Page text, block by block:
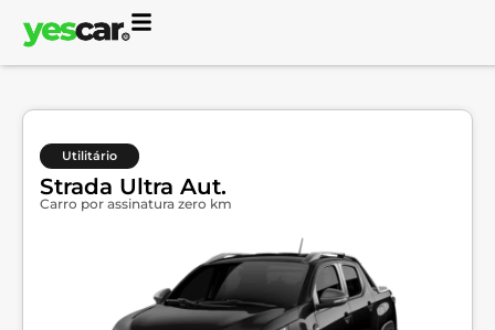
Utilitário
Strada Ultra Aut.
Carro por assinatura zero km